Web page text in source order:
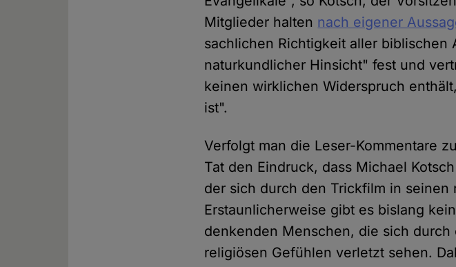
Mitglieder halten nach eigener
sachlichen Richtigkeit aller biblischen
naturkundlicher Hinsicht" fest und
keinen wirklichen Widerspruch
ist".
Verfolgt man die Leser-Kommentare
Tat den Eindruck, dass Michael
der sich durch den Trickfilm in
Erstaunlicherweise gibt es bislang
denkenden Menschen, die sich
religiösen Gefühlen verletzt sehen.